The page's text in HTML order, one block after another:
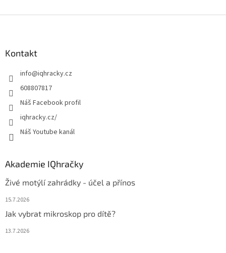
Kontakt
info@iqhracky.cz
608807817
Náš Facebook profil
iqhracky.cz/
Náš Youtube kanál
Akademie IQhračky
Živé motýlí zahrádky - účel a přínos
15.7.2026
Jak vybrat mikroskop pro dítě?
13.7.2026